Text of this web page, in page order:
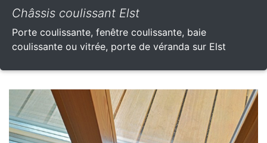
Châssis coulissant Elst
Porte coulissante, fenêtre coulissante, baie
coulissante ou vitrée, porte de véranda sur Elst